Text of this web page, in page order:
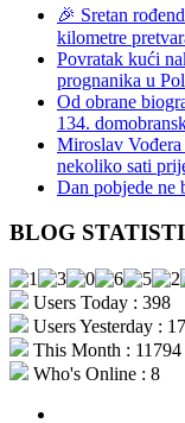
🎉 Sretan
kilometre
Povratak kući
prognanika u
Od obrane
134.
Miroslav
nekoliko sati
Dan pobjede ne
BLOG
Users Today : 398
Users Yesterday :
This Month : 11794
Who's Online : 8